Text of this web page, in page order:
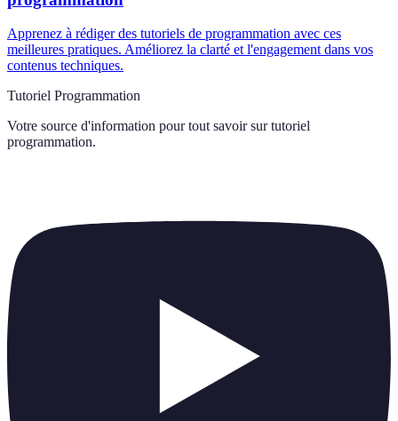
Apprenez à rédiger des tutoriels de programmation avec ces
meilleures pratiques. Améliorez la clarté et l'engagement dans vos
contenus techniques.
Tutoriel Programmation
Votre source d'information pour tout savoir sur tutoriel
programmation.